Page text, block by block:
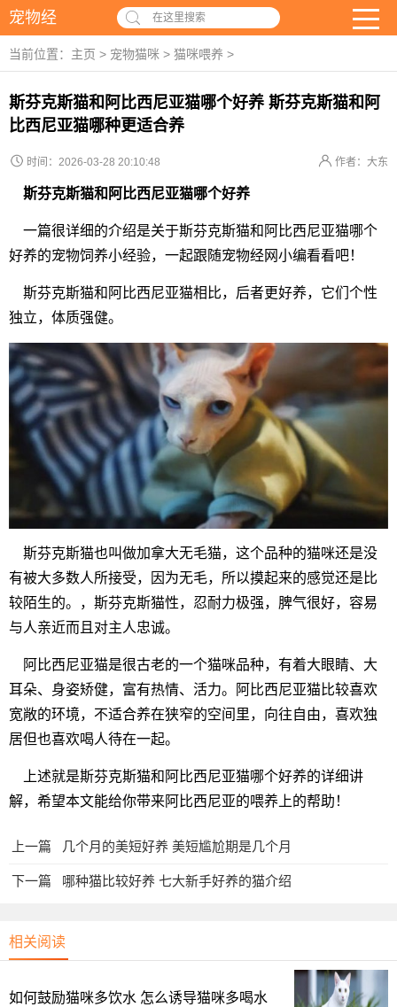
宠物经 在这里搜索
当前位置： 主页 > 宠物猫咪 > 猫咪喂养 >
斯芬克斯猫和阿比西尼亚猫哪个好养 斯芬克斯猫和阿
比西尼亚猫哪种更适合养
时间：2026-03-28 20:10:48 作者：大东
斯芬克斯猫和阿比西尼亚猫哪个好养
一篇很详细的介绍是关于斯芬克斯猫和阿比西尼亚猫哪个
好养的宠物饲养小经验，一起跟随宠物经网小编看看吧！
斯芬克斯猫和阿比西尼亚猫相比，后者更好养，它们个性
独立，体质强健。
斯芬克斯猫也叫做加拿大无毛猫，这个品种的猫咪还是没
有被大多数人所接受，因为无毛，所以摸起来的感觉还是比
较陌生的。，斯芬克斯猫性，忍耐力极强，脾气很好，容易
与人亲近而且对主人忠诚。
阿比西尼亚猫是很古老的一个猫咪品种，有着大眼睛、大
耳朵、身姿矫健，富有热情、活力。阿比西尼亚猫比较喜欢
宽敞的环境，不适合养在狭窄的空间里，向往自由，喜欢独
居但也喜欢喝人待在一起。
上述就是斯芬克斯猫和阿比西尼亚猫哪个好养的详细讲
解，希望本文能给你带来阿比西尼亚的喂养上的帮助！
上一篇 几个月的美短好养 美短尴尬期是几个月
下一篇 哪种猫比较好养 七大新手好养的猫介绍
相关阅读
如何鼓励猫咪多饮水 怎么诱导猫咪多喝水